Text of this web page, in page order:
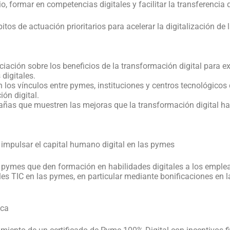
formar en competencias digitales y facilitar la transferencia
de actuación prioritarios para acelerar la digitalización de
sobre los beneficios de la transformación digital para
digitales.
vínculos entre pymes, instituciones y centros
digital.
que muestren las mejoras que la transformación digital
el capital humano digital en las pymes
que den formación en habilidades digitales a los
TIC en las pymes, en particular mediante bonificaciones en